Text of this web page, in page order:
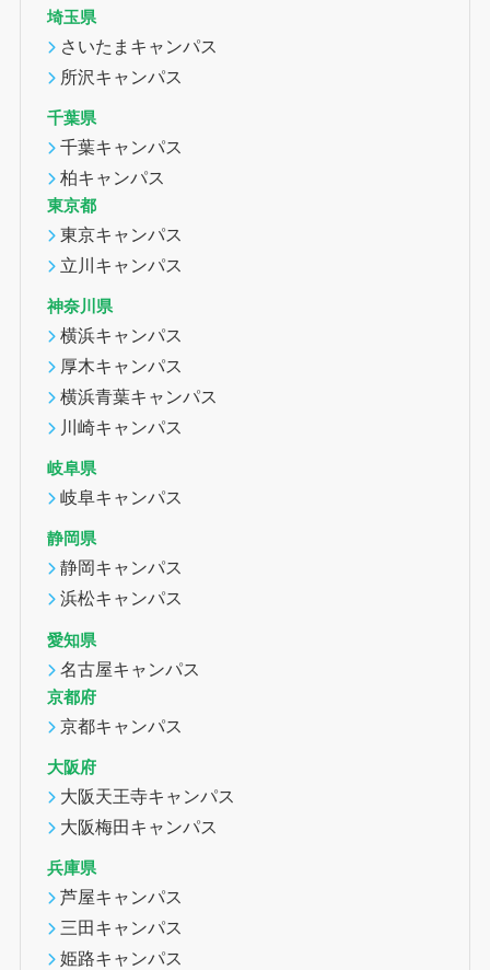
埼玉県
さいたまキャンパス
所沢キャンパス
千葉県
千葉キャンパス
柏キャンパス
東京都
東京キャンパス
立川キャンパス
神奈川県
横浜キャンパス
厚木キャンパス
横浜青葉キャンパス
川崎キャンパス
岐阜県
岐阜キャンパス
静岡県
静岡キャンパス
浜松キャンパス
愛知県
名古屋キャンパス
京都府
京都キャンパス
大阪府
大阪天王寺キャンパス
大阪梅田キャンパス
兵庫県
芦屋キャンパス
三田キャンパス
姫路キャンパス